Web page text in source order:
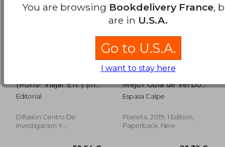
(Pons- Viajar En. ) (in
Spanish)
Editorial
Difusion Centro De
Investigacion Y
Mejor Guía de Verbos
Para Estudiantes de
Francés de Todos los
Idiomas) (in Spanish)
Espasa Calpe
Planeta, 2019, 1 Edition,
Paperback, New
You are browsing Bookdelivery France,
are in U.S.A.
Go to U.S.A.
I want to stay here